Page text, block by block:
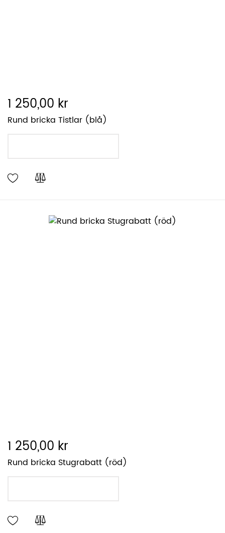
1 250,00 kr
Rund bricka Tistlar (blå)
1 250,00 kr
Rund bricka Stugrabatt (röd)